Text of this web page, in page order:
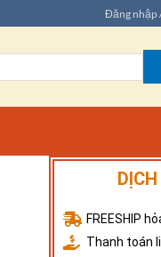
Đăng nhập
FREESHIP
Thanh toán